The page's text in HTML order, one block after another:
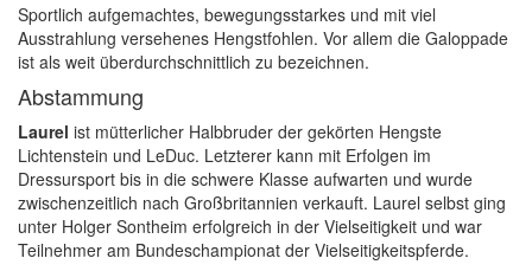
Sportlich aufgemachtes, bewegungsstarkes und mit viel
Ausstrahlung versehenes Hengstfohlen. Vor allem die Galoppade
ist als weit überdurchschnittlich zu bezeichnen.
Abstammung
Laurel ist mütterlicher Halbbruder der gekörten Hengste
Lichtenstein und LeDuc. Letzterer kann mit Erfolgen im
Dressursport bis in die schwere Klasse aufwarten und wurde
zwischenzeitlich nach Großbritannien verkauft. Laurel selbst ging
unter Holger Sontheim erfolgreich in der Vielseitigkeit und war
Teilnehmer am Bundeschampionat der Vielseitigkeitspferde.